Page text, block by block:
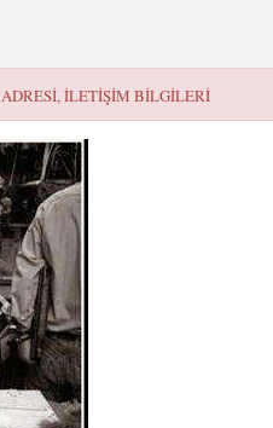
ADRESI, ILETIŞIM BILGILERI